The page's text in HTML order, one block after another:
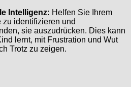
Intelligenz: Helfen Sie Ihrem
zu identifizieren und
sie auszudrücken. Dies kann
lernt, mit Frustration und Wut
Trotz zu zeigen.